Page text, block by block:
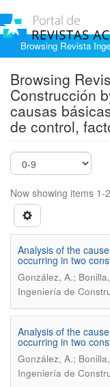
Browsing Revista
Browsing
Construcción
causas
de control,
Now showing items 1-
Analysis of the
occurring in two
González, A.;
Ingeniería de
Analysis of the
occurring in two
González, A.;
Ingeniería de